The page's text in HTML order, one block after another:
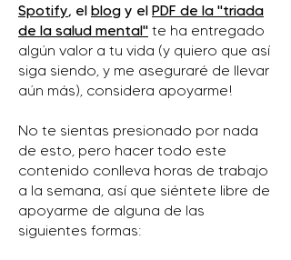
Spotify, el blog y el PDF de la "triada
de la salud mental" te ha entregado
algún valor a tu vida (y quiero que así
siga siendo, y me aseguraré de llevar
aún más), considera apoyarme!
No te sientas presionado por nada
de esto, pero hacer todo este
contenido conlleva horas de trabajo
a la semana, así que siéntete libre de
apoyarme de alguna de las
siguientes formas: